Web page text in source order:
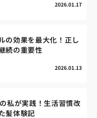
2026.01.17
の効果を最大化！正し
続の重要性
2026.01.13
私が実践！生活習慣改
髪体験記